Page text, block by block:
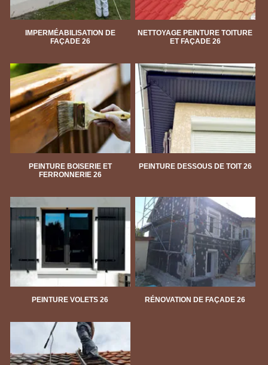
IMPERMÉABILISATION DE
FAÇADE 26
NETTOYAGE PEINTURE TOITURE
ET FAÇADE 26
PEINTURE BOISERIE ET
FERRONNERIE 26
PEINTURE DESSOUS DE TOIT 26
PEINTURE VOLETS 26 RÉNOVATION DE FAÇADE 26